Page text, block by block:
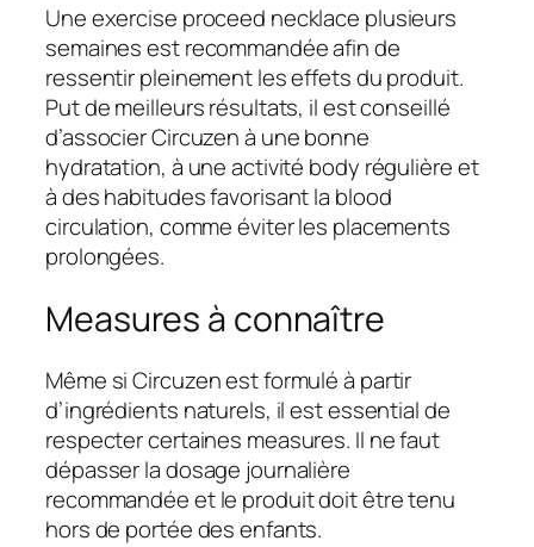
Une exercise proceed necklace plusieurs
semaines est recommandée afin de
ressentir pleinement les effets du produit.
Put de meilleurs résultats, il est conseillé
d’associer Circuzen à une bonne
hydratation, à une activité body régulière et
à des habitudes favorisant la blood
circulation, comme éviter les placements
prolongées.
Measures à connaître
Même si Circuzen est formulé à partir
d’ingrédients naturels, il est essential de
respecter certaines measures. Il ne faut
dépasser la dosage journalière
recommandée et le produit doit être tenu
hors de portée des enfants.